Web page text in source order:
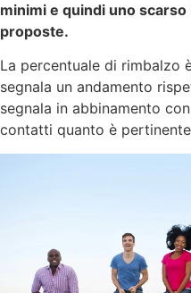
minimi e quindi uno
proposte.
La percentuale di rimbalzo
segnala un andamento
segnala in abbinamento
contatti quanto è